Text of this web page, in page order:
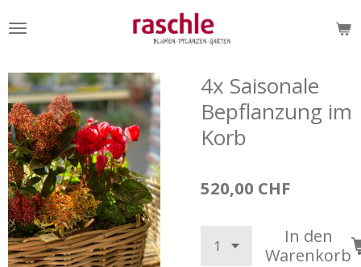
Hauptinhalt
4x Saisonale
Bepflanzung im
Korb
520,00 CHF
In den
Warenkorb